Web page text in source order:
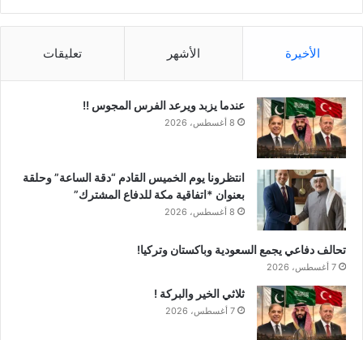
الأخيرة الأشهر تعليقات
عندما يزبد ويرعد الفرس المجوس !!
8 أغسطس، 2026
انتظرونا يوم الخميس القادم “دقة الساعة” وحلقة
بعنوان *اتفاقية مكة للدفاع المشترك”
8 أغسطس، 2026
تحالف دفاعي يجمع السعودية وباكستان وتركيا!
7 أغسطس، 2026
ثلاثي الخير والبركة !
7 أغسطس، 2026